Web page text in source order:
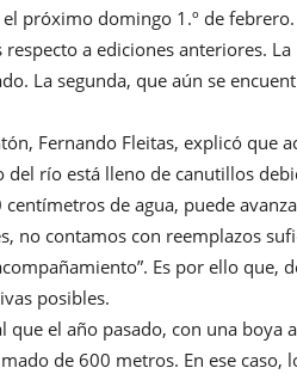
el próximo domingo 1.º de febrero.
a ediciones anteriores.
La segunda, que aún se
Fernando Fleitas, explicó que
del río está lleno de canutillos
de agua, puede
no contamos con reemplazos
Es por ello que,
posibles.
que el año pasado, con una boya
de 600 metros. En ese caso,